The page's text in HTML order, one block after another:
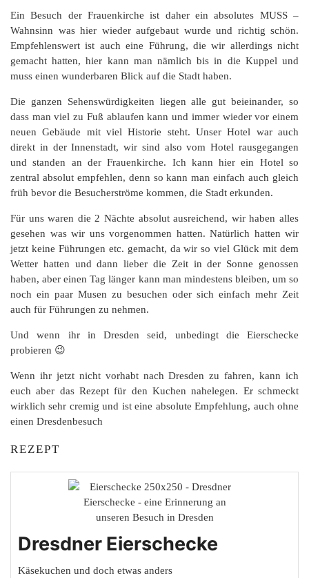
Ein Besuch der Frauenkirche ist daher ein absolutes MUSS –
Wahnsinn was hier wieder aufgebaut wurde und richtig schön.
Empfehlenswert ist auch eine Führung, die wir allerdings nicht
gemacht hatten, hier kann man nämlich bis in die Kuppel und
muss einen wunderbaren Blick auf die Stadt haben.
Die ganzen Sehenswürdigkeiten liegen alle gut beieinander, so
dass man viel zu Fuß ablaufen kann und immer wieder vor einem
neuen Gebäude mit viel Historie steht. Unser Hotel war auch
direkt in der Innenstadt, wir sind also vom Hotel rausgegangen
und standen an der Frauenkirche. Ich kann hier ein Hotel so
zentral absolut empfehlen, denn so kann man einfach auch gleich
früh bevor die Besucherströme kommen, die Stadt erkunden.
Für uns waren die 2 Nächte absolut ausreichend, wir haben alles
gesehen was wir uns vorgenommen hatten. Natürlich hatten wir
jetzt keine Führungen etc. gemacht, da wir so viel Glück mit dem
Wetter hatten und dann lieber die Zeit in der Sonne genossen
haben, aber einen Tag länger kann man mindestens bleiben, um so
noch ein paar Musen zu besuchen oder sich einfach mehr Zeit
auch für Führungen zu nehmen.
Und wenn ihr in Dresden seid, unbedingt die Eierschecke
probieren 😉
Wenn ihr jetzt nicht vorhabt nach Dresden zu fahren, kann ich
euch aber das Rezept für den Kuchen nahelegen. Er schmeckt
wirklich sehr cremig und ist eine absolute Empfehlung, auch ohne
einen Dresdenbesuch
REZEPT
Dresdner Eierschecke
Käsekuchen und doch etwas anders